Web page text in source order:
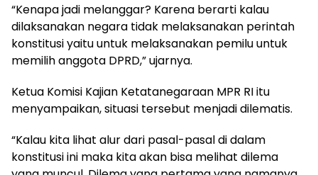
“Kenapa jadi melanggar? Karena berarti kalau
dilaksanakan negara tidak melaksanakan perintah
konstitusi yaitu untuk melaksanakan pemilu untuk
memilih anggota DPRD,” ujarnya.
Ketua Komisi Kajian Ketatanegaraan MPR RI itu
menyampaikan, situasi tersebut menjadi dilematis.
“Kalau kita lihat alur dari pasal-pasal di dalam
konstitusi ini maka kita akan bisa melihat dilema